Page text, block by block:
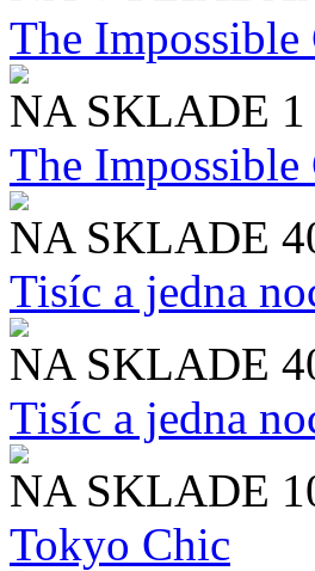
The
NA SKLADE
The
NA SKLADE
Tisíc a jedna
NA SKLADE
Tisíc a jedna
NA SKLADE
Tokyo Chic